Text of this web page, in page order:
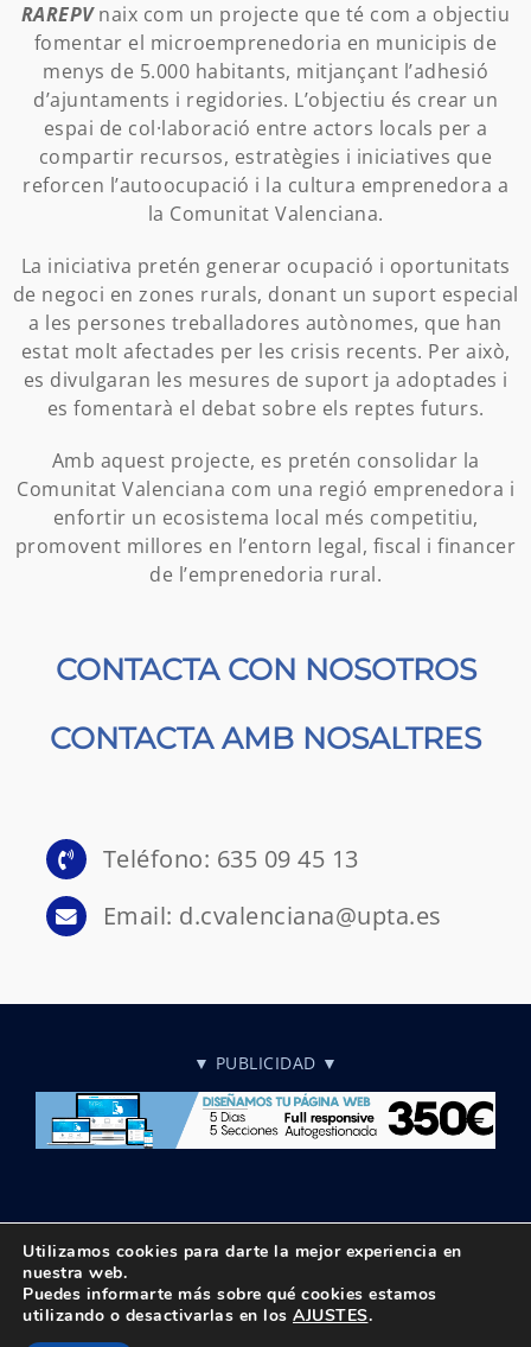
RAREPVnaix com un projecte que té com a objectiu
fomentar el microemprenedoria en municipis de
menys de 5.000 habitants, mitjançant l’adhesió
d’ajuntaments i regidories. L’objectiu és crear un
espai de col·laboració entre actors locals per a
compartir recursos, estratègies i iniciatives que
reforcen l’autoocupació i la cultura emprenedora a
la Comunitat Valenciana.
La iniciativa pretén generar ocupació i oportunitats
de negoci en zones rurals, donant un suport especial
a les persones treballadores autònomes, que han
estat molt afectades per les crisis recents. Per això,
es divulgaran les mesures de suport ja adoptades i
es fomentarà el debat sobre els reptes futurs.
Amb aquest projecte, es pretén consolidar la
Comunitat Valenciana com una regió emprenedora i
enfortir un ecosistema local més competitiu,
promovent millores en l’entorn legal, fiscal i financer
de l’emprenedoria rural.
CONTACTA CON NOSOTROS
CONTACTA AMB NOSALTRES
Teléfono: 635 09 45 13
Email: d.cvalenciana@upta.es
▼ PUBLICIDAD ▼
© Copyright 2018 - 2026 UPTA | Todos los derechos reservados
|Política de privacidad|Aviso Legal
Utilizamos cookies para darte la mejor experiencia en
nuestra web.
Puedes informarte más sobre qué cookies estamos
utilizando o desactivarlas en los AJUSTES.